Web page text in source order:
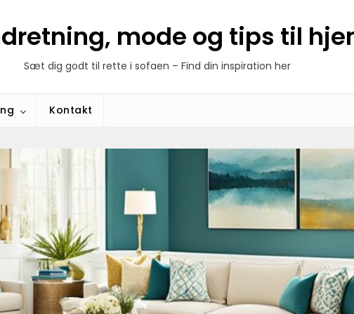
mode og tips til
Sæt dig godt til rette i sofaen – Find din inspiration her
Kontakt